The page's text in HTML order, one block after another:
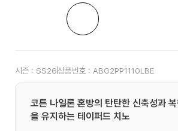
시즌 : SS26상품번호 : ABG2PP1110LBE
코튼 나일론 혼방의 탄탄한 신축성과
을 유지하는 테이퍼드 치노